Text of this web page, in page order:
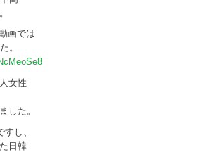
画では
。
女性
した。
し、
日韓